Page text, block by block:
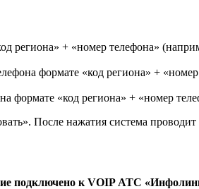
региона» + «номер телефона»
формате «код региона» +
формате «код региона» + «номер
После нажатия система
подключено к VOIP АТС